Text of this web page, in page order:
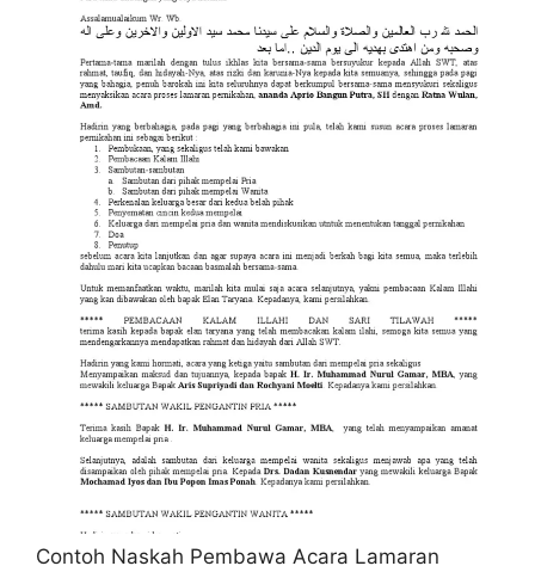
Contoh Naskah Pembawa Acara Lamaran